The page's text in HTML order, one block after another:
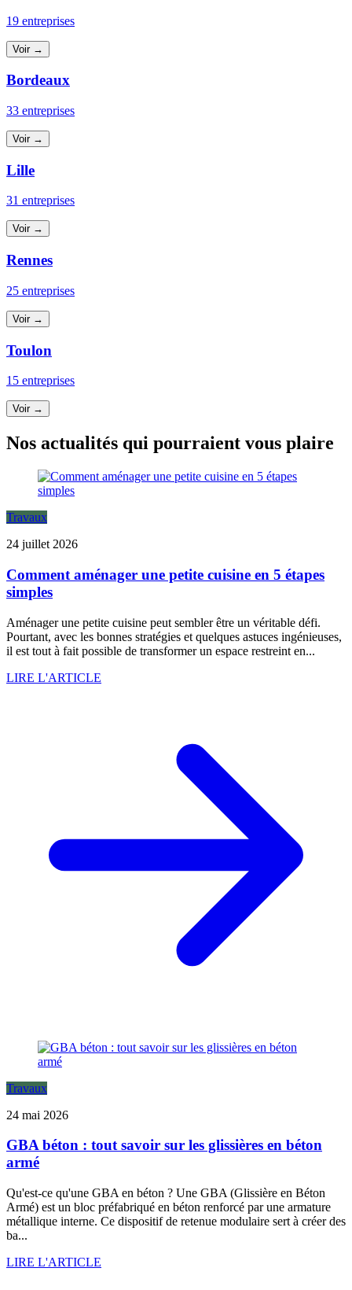
19 entreprises
Voir →
Bordeaux
33 entreprises
Voir →
Lille
31 entreprises
Voir →
Rennes
25 entreprises
Voir →
Toulon
15 entreprises
Voir →
Nos actualités qui pourraient vous plaire
Travaux
24 juillet 2026
Comment aménager une petite cuisine en 5 étapes
simples
Aménager une petite cuisine peut sembler être un véritable défi.
Pourtant, avec les bonnes stratégies et quelques astuces ingénieuses,
il est tout à fait possible de transformer un espace restreint en...
LIRE L'ARTICLE
Travaux
24 mai 2026
GBA béton : tout savoir sur les glissières en béton
armé
Qu'est-ce qu'une GBA en béton ? Une GBA (Glissière en Béton
Armé) est un bloc préfabriqué en béton renforcé par une armature
métallique interne. Ce dispositif de retenue modulaire sert à créer des
ba...
LIRE L'ARTICLE